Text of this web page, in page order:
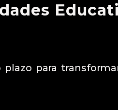
plazo para